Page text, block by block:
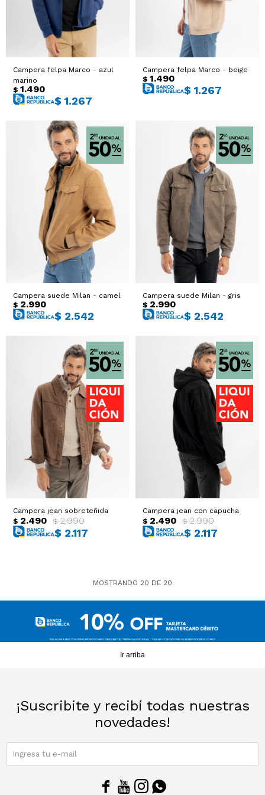
Campera felpa Marco - azul
marino
$ 1.490
$ 1.267
Campera felpa Marco - beige
$ 1.490
$ 1.267
Campera suede Milan - camel
$ 2.990
$ 2.542
Campera suede Milan - gris
$ 2.990
$ 2.542
Campera jean sobreteñida
$ 2.490 $ 2.990
$ 2.117
Campera jean con capucha
$ 2.490 $ 2.990
$ 2.117
MOSTRANDO 20 DE 20
Ir arriba
¡Suscribite y recibí todas nuestras
novedades!
   